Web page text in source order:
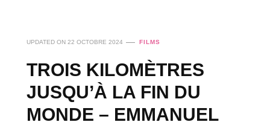
UPDATED ON 22 OCTOBRE 2024 FILMS
TROIS KILOMÈTRES
JUSQU’À LA FIN DU
MONDE – EMMANUEL